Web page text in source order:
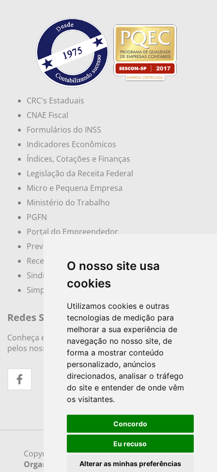
O nosso site usa
cookies
Utilizamos cookies e outras
tecnologias de medição para
melhorar a sua experiência de
navegação no nosso site, de
forma a mostrar conteúdo
personalizado, anúncios
direcionados, analisar o tráfego
do site e entender de onde vêm
os visitantes.
Concordo
Eu recuso
Alterar as minhas preferências
CRC's Estaduais
CNAE Fiscal
Formulários do INSS
Indicadores Econômicos
Índices, Cotações e Finanças
Legislação da Receita Federal
Micro e Pequena Empresa
Ministério do Trabalho
PGFN
Portal do Empreendedor
Previdência Social
Receita Federal
Sindicatos e Associações
Simples Nacional
Redes Sociais
Conheça e siga nossos canais. Interaja, fale conosco
pelos nossos perfis e saiba de todas as novidades.
Copyright © 2026Zavanella - Contabilidade e
Organização Empresarial| Desenvolvido por